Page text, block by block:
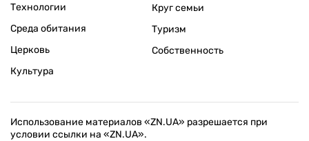
Технологии
Среда обитания
Церковь
Культура
Круг семьи
Туризм
Собственность
Использование материалов «ZN.UA» разрешается при
условии ссылки на «ZN.UA».